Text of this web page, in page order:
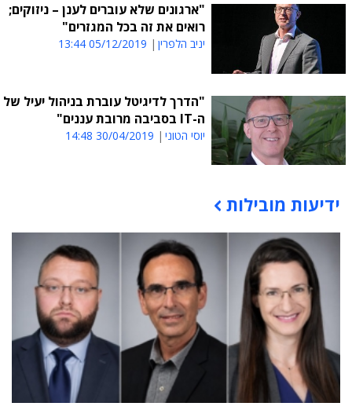
"ארגונים שלא עוברים לענן – ניזוקים;
רואים את זה בכל המגזרים"
יניב הלפרין 05/12/2019 13:44
"הדרך לדיגיטל עוברת בניהול יעיל של
ה-IT בסביבה מרובת עננים"
יוסי הטוני 30/04/2019 14:48
תוכן פרסומי
ידיעות מובילות